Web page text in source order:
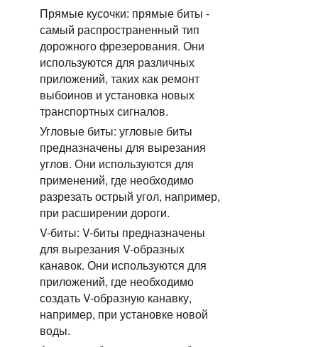
Прямые кусочки: прямые биты -
самый распространенный тип
дорожного фрезерования. Они
используются для различных
приложений, таких как ремонт
выбоинов и установка новых
транспортных сигналов.
Угловые биты: угловые биты
предназначены для вырезания
углов. Они используются для
применений, где необходимо
разрезать острый угол, например,
при расширении дороги.
V-биты: V-биты предназначены
для вырезания V-образных
канавок. Они используются для
приложений, где необходимо
создать V-образную канавку,
например, при установке новой
воды.